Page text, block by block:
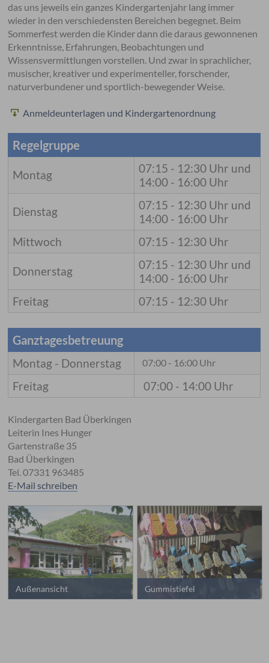
das uns jeweils ein ganzes Kindergartenjahr lang immer
wieder in den verschiedensten Bereichen begegnet. Beim
Sommerfest werden die Kinder dann die daraus gewonnenen
Erkenntnisse, Erfahrungen, Beobachtungen und
Wissensvermittlungen vorstellen. Und zwar in sprachlicher,
musischer, kreativer und experimenteller, forschender,
naturverbundener und sportlich-bewegender Weise.
Anmeldeunterlagen und Kindergartenordnung
Regelgruppe
Montag
07:15 - 12:30 Uhr und
14:00 - 16:00 Uhr
Dienstag
07:15 - 12:30 Uhr und
14:00 - 16:00 Uhr
Mittwoch
07:15 - 12:30 Uhr
Donnerstag
07:15 - 12:30 Uhr und
14:00 - 16:00 Uhr
Freitag
07:15 - 12:30 Uhr
Ganztagesbetreuung
Montag - Donnerstag 07:00 - 16:00 Uhr
Freitag 07:00 - 14:00 Uhr
Kindergarten Bad Überkingen
Leiterin Ines Hunger
Gartenstraße 35
Bad Überkingen
Tel. 07331 963485
E-Mail schreiben
Außenansicht Gummistiefel